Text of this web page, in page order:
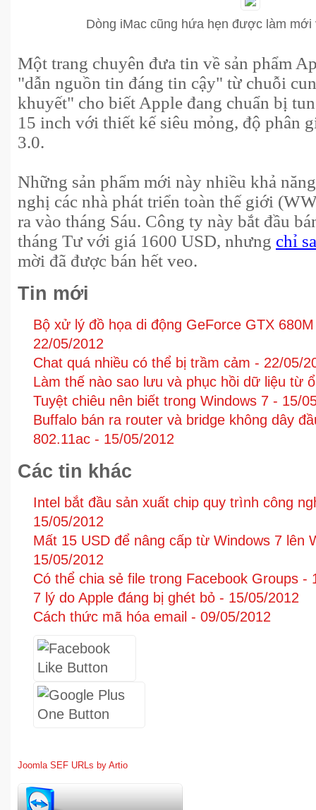
Dòng iMac cũng hứa hẹn được làm mới
Một trang chuyên đưa tin về sản phẩm
"dẫn nguồn tin đáng tin cậy" từ chuỗi
khuyết" cho biết Apple đang chuẩn bị
15 inch với thiết kế siêu mỏng, độ phân
3.0.
Những sản phẩm mới này nhiều khả
nghị các nhà phát triển toàn thế giới
ra vào tháng Sáu. Công ty này bắt đầu
tháng Tư với giá 1600 USD, nhưng chỉ
mời đã được bán hết veo.
Tin mới
Bộ xử lý đồ họa di động GeForce GTX
22/05/2012
Chat quá nhiều có thể bị trầm cảm - 22/05/
Làm thế nào sao lưu và phục hồi dữ liệu từ
Tuyệt chiêu nên biết trong Windows 7 - 15/
Buffalo bán ra router và bridge không dây
802.11ac - 15/05/2012
Các tin khác
Intel bắt đầu sản xuất chip quy trình công
15/05/2012
Mất 15 USD để nâng cấp từ Windows 7 lên
15/05/2012
Có thể chia sẻ file trong Facebook Groups -
7 lý do Apple đáng bị ghét bỏ - 15/05/2012
Cách thức mã hóa email - 09/05/2012
Joomla SEF URLs by Artio
1